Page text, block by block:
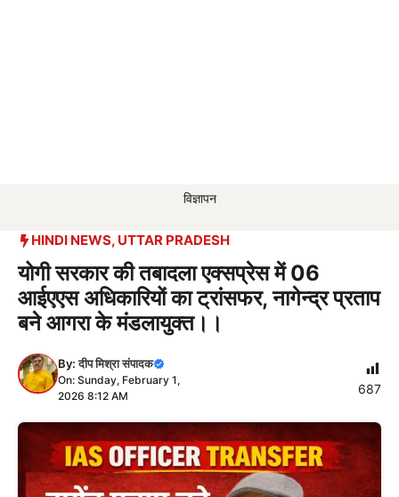
विज्ञापन
HINDI NEWS, UTTAR PRADESH
योगी सरकार की तबादला एक्सप्रेस में 06
आईएएस अधिकारियों का ट्रांसफर, नागेन्द्र प्रताप
बने आगरा के मंडलायुक्त।।
By:दीप मिश्रा संपादक
On: Sunday, February 1,
2026 8:12 AM
687